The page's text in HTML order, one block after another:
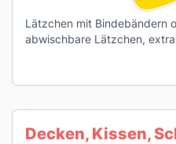
Lätzchen mit Bindebändern
abwischbare Lätzchen,
Decken, Kissen,